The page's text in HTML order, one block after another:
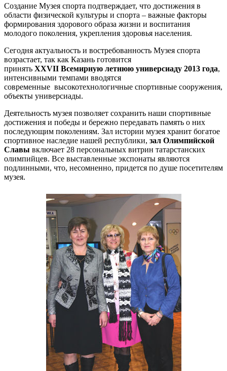
Создание Музея спорта подтверждает, что достижения в
области физической культуры и спорта – важные факторы
формирования здорового образа жизни и воспитания
молодого поколения, укрепления здоровья населения.
Сегодня актуальность и востребованность Музея спорта
возрастает, так как Казань готовится
принять XXVII Всемирную летнюю универсиаду 2013 года,
интенсивными темпами вводятся
современные высокотехнологичные спортивные сооружения,
объекты универсиады.
Деятельность музея позволяет сохранить наши спортивные
достижения и победы и бережно передавать память о них
последующим поколениям. Зал истории музея хранит богатое
спортивное наследие нашей республики, зал Олимпийской
Славы включает 28 персональных витрин татарстанских
олимпийцев. Все выставленные экспонаты являются
подлинными, что, несомненно, придется по душе посетителям
музея.